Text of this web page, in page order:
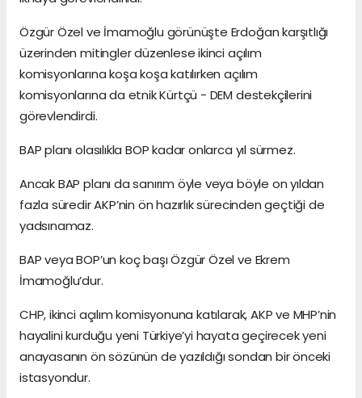
Özgür Özel ve İmamoğlu görünüşte Erdoğan karşıtlığı
üzerinden mitingler düzenlese ikinci açılım
komisyonlarına koşa koşa katılırken açılım
komisyonlarına da etnik Kürtçü - DEM destekçilerini
görevlendirdi.
BAP planı olasılıkla BOP kadar onlarca yıl sürmez.
Ancak BAP planı da sanırım öyle veya böyle on yıldan
fazla süredir AKP’nin ön hazırlık sürecinden geçtiği de
yadsınamaz.
BAP veya BOP’un koç başı Özgür Özel ve Ekrem
İmamoğlu’dur.
CHP, ikinci açılım komisyonuna katılarak, AKP ve MHP’nin
hayalini kurduğu yeni Türkiye’yi hayata geçirecek yeni
anayasanın ön sözünün de yazıldığı sondan bir önceki
istasyondur.